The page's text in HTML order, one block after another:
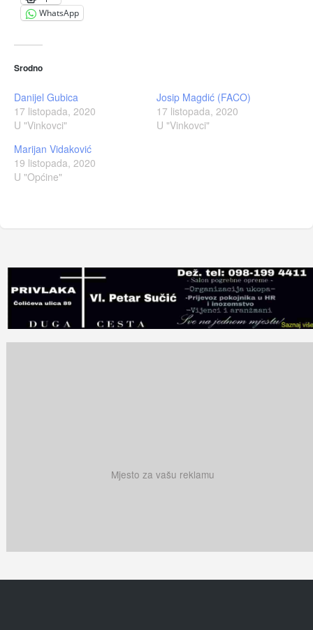
WhatsApp
Srodno
Danijel Gubica
17 listopada, 2020
U "Vinkovci"
Josip Magdić (FACO)
17 listopada, 2020
U "Vinkovci"
Marijan Vidaković
19 listopada, 2020
U "Općine"
Mjesto za vašu reklamu